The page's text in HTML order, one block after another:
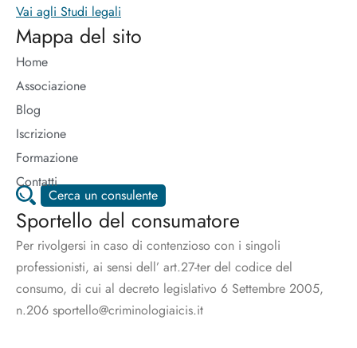
Vai agli Studi legali
Mappa del sito
Home
Associazione
Blog
Iscrizione
Formazione
Contatti
Cerca un consulente
Sportello del consumatore
Per rivolgersi in caso di contenzioso con i singoli
professionisti, ai sensi dell’ art.27-ter del codice del
consumo, di cui al decreto legislativo 6 Settembre 2005,
n.206 sportello@criminologiaicis.it